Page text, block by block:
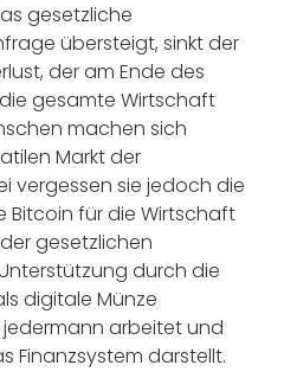
gesetzliche
übersteigt, sinkt der
der am Ende des
gesamte Wirtschaft
machen sich
Markt der
vergessen sie jedoch die
Bitcoin für die Wirtschaft
gesetzlichen
durch die
digitale Münze
arbeitet und
Finanzsystem darstellt.